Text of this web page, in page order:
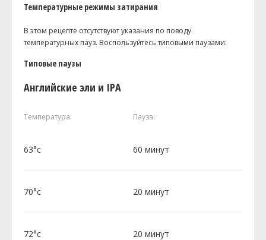
Температурные режимы затирания
В этом рецепте отсутствуют указания по поводу
температурных пауз. Воспользуйтесь типовыми паузами:
Типовые паузы
Английские эли и IPA
Температура: Пауза:
63°c 60 минут
70°c 20 минут
72°c 20 минут